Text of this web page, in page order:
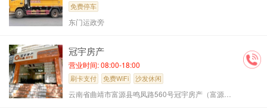
免费停车
东门运政旁
冠宇房产
营业时间: 08:00-18:00
刷卡支付 免费WiFi 沙发休闲